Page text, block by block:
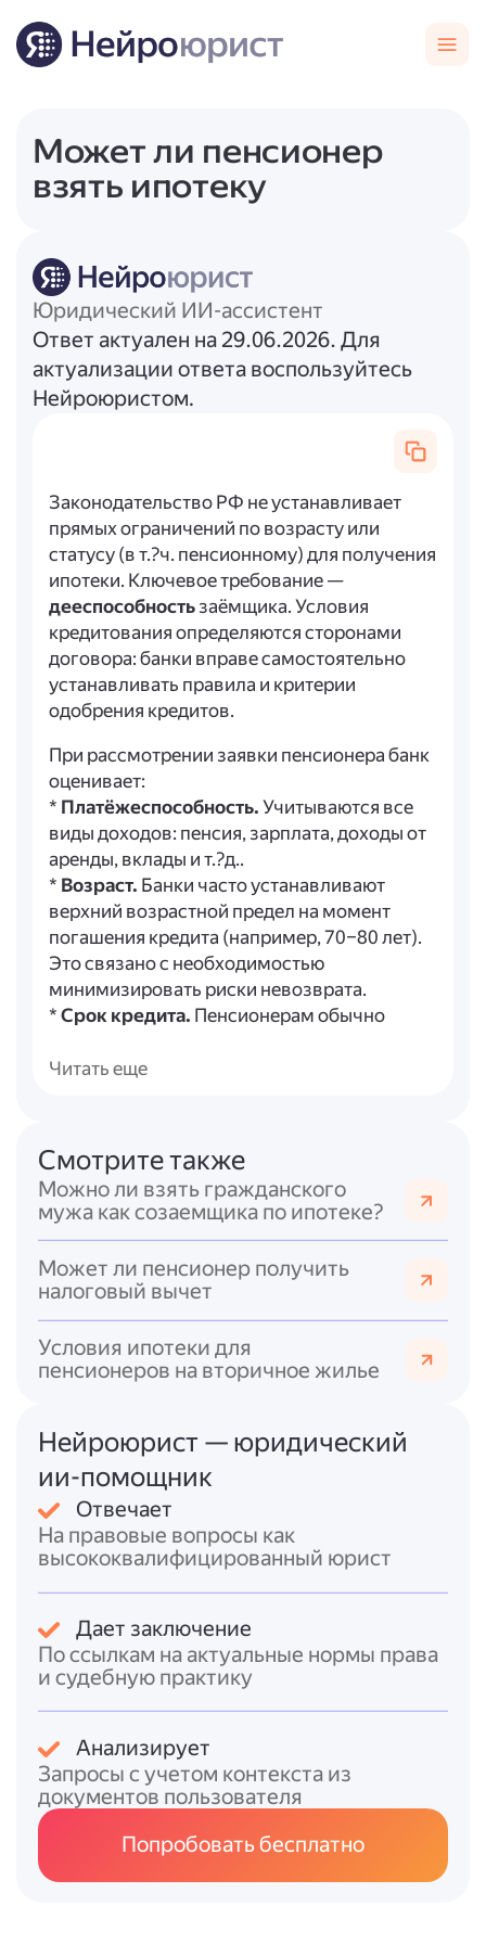
Может ли пенсионер
взять ипотеку
Юридический ИИ-ассистент
Ответ актуален на 29.06.2026. Для
актуализации ответа воспользуйтесь
Нейроюристом.
Законодательство РФ не устанавливает
прямых ограничений по возрасту или
статусу (в т.?ч. пенсионному) для получения
ипотеки. Ключевое требование —
дееспособностьзаёмщика. Условия
кредитования определяются сторонами
договора: банки вправе самостоятельно
устанавливать правила и критерии
одобрения кредитов.
При рассмотрении заявки пенсионера банк
оценивает:
* Платёжеспособность. Учитываются все
виды доходов: пенсия, зарплата, доходы от
аренды, вклады и т.?д..
* Возраст. Банки часто устанавливают
верхний возрастной предел на момент
погашения кредита (например, 70–80 лет).
Это связано с необходимостью
минимизировать риски невозврата.
* Срок кредита. Пенсионерам обычно
лет), чтобы уложиться в возрастные
может составлять 15–30 % от стоимости
жилья; больший взнос повышает шансы на
одобрение.
*Процентная ставка.Обычно не
некоторые банки предлагают льготы, если
пенсия поступает на счёт этого банка.
Процедура получения ипотеки включает
андеррайтинг (оценку
продажи и кредитования. Также
применяются общие нормы о
потребительском кредите, включая
требования к раскрытию полной стоимости
кредита.
Итоговый ответ
Да, пенсионер может взять ипотеку.
Российское законодательство не
платёжеспособности и возраста заёмщика.
Ключевые факторы:
* наличие стабильного дохода (включая
* соответствие возрастным ограничениям
банка (обычно до 70–80 лет на дату
Читать еще
Смотрите также
Можно ли взять гражданского
мужа как созаемщика по ипотеке?
Может ли пенсионер получить
налоговый вычет
Условия ипотеки для
пенсионеров на вторичное жилье
Нейроюрист — юридический
ии-помощник
Отвечает
На правовые вопросы как
высококвалифицированный юрист
Дает заключение
По ссылкам на актуальные нормы права
и судебную практику
Анализирует
Запросы с учетом контекста из
документов пользователя
Попробовать бесплатно